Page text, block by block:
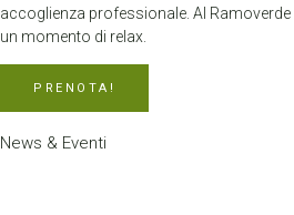
accoglienza professionale. Al
un momento di relax.
PRENOTA!
News & Eventi